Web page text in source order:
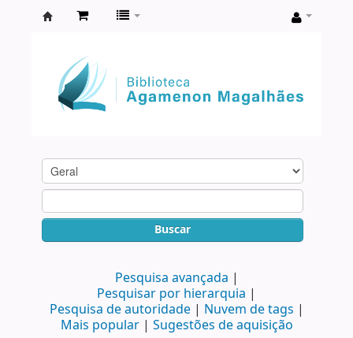
Agamenon
Magalhães
Buscar
Pesquisa avançada
Pesquisar por hierarquia
Pesquisa de autoridade
Nuvem de tags
Mais popular
Sugestões de aquisição